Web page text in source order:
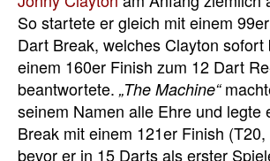
So startete er gleich mit einem
Dart Break, welches Clayton sofort
einem 160er Finish zum 12 Dart
beantwortete. „The Machine“
seinem Namen alle Ehre und legte
Break mit einem 121er Finish
bevor er in 15 Darts als erster